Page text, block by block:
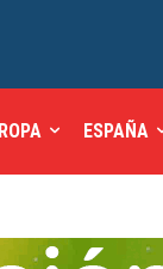
ESPAÑA